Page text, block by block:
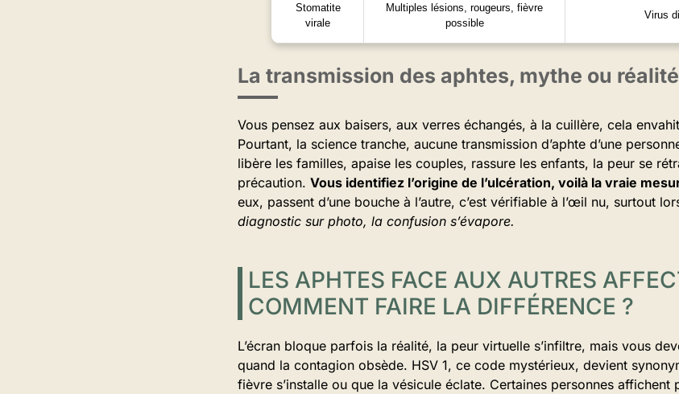
Stomatite
virale
Multiples lésions, rougeurs, fièvre
possible
Virus
La transmission des aphtes, mythe ou
Vous pensez aux baisers, aux verres échangés, à la cuillère, cela
Pourtant, la science tranche, aucune transmission d’aphte d’une
libère les familles, apaise les couples, rassure les enfants, la peur se
précaution. Vous identifiez l’origine de l’ulcération, voilà la vraie
eux, passent d’une bouche à l’autre, c’est vérifiable à l’œil nu, surtout
diagnostic sur photo, la confusion s’évapore.
LES APHTES FACE AUX AUTRES
COMMENT FAIRE LA DIFFÉRENCE ?
L’écran bloque parfois la réalité, la peur virtuelle s’infiltre, mais vous
quand la contagion obsède. HSV 1, ce code mystérieux, devient
fièvre s’installe ou que la vésicule éclate. Certaines personnes